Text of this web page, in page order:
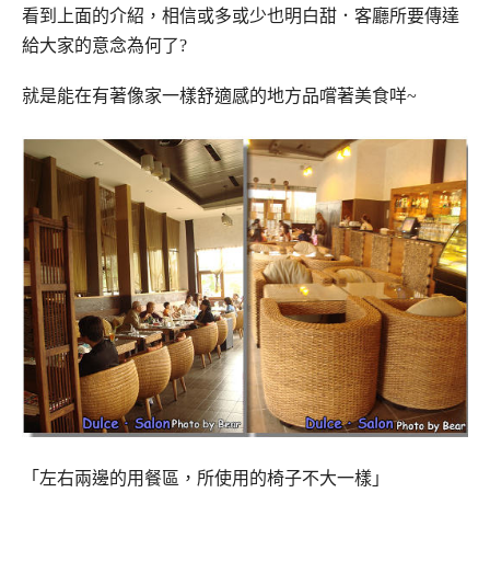
看到上面的介紹，相信或多或少也明白甜．客廳所要傳達
給大家的意念為何了?
就是能在有著像家一樣舒適感的地方品嚐著美食咩~
「左右兩邊的用餐區，所使用的椅子不大一樣」